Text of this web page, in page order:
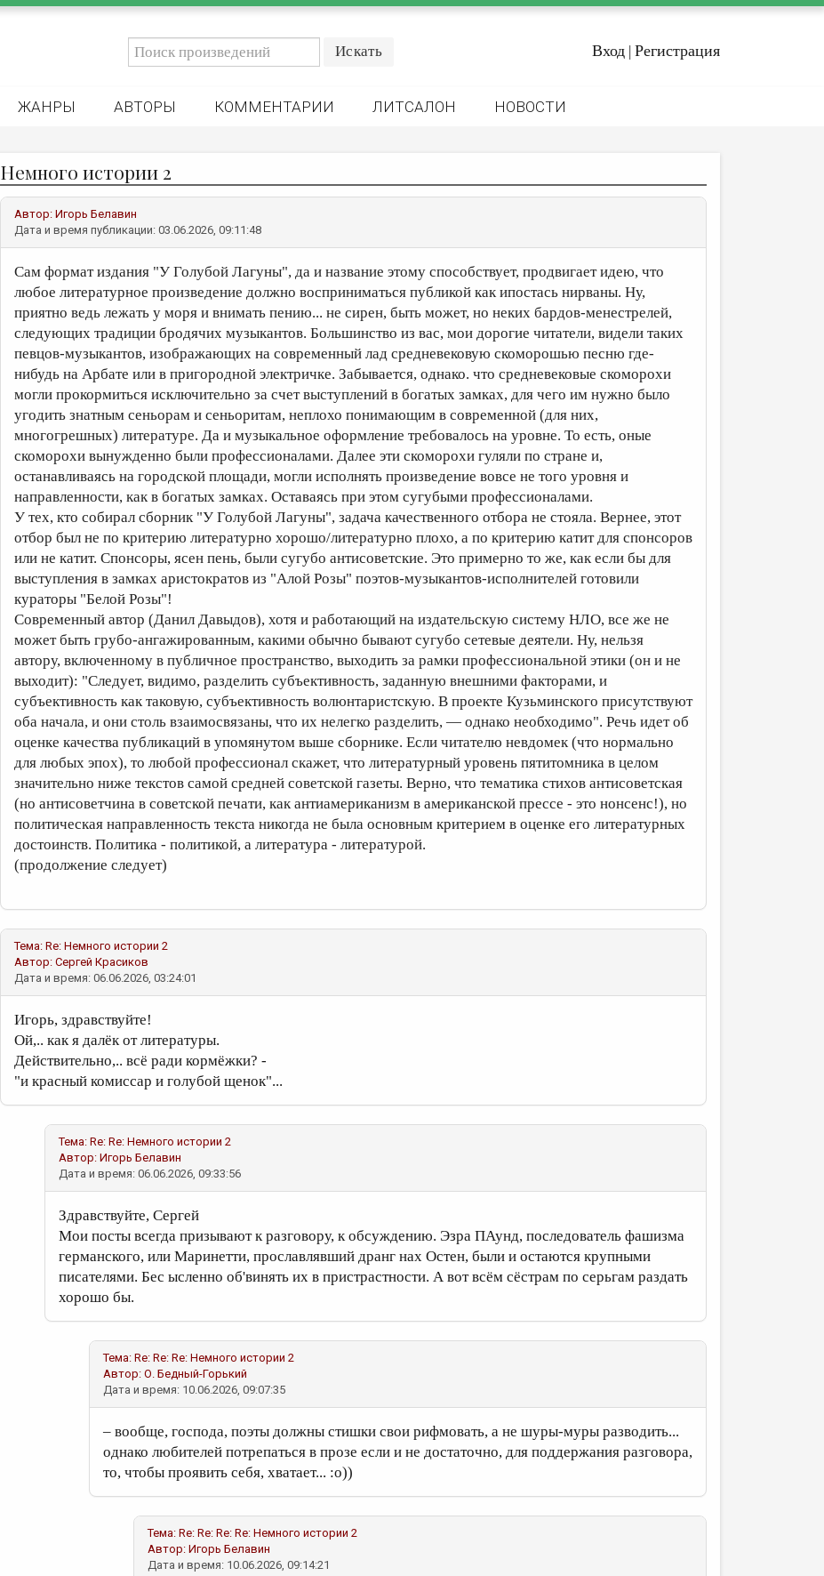
Вход | Регистрация
ЖАНРЫ АВТОРЫ КОММЕНТАРИИ ЛИТСАЛОН НОВОСТИ
Немного истории 2
Автор: Игорь Белавин
Дата и время публикации: 03.06.2026, 09:11:48
Сам формат издания "У Голубой Лагуны", да и название этому способствует, продвигает идею, что
любое литературное произведение должно восприниматься публикой как ипостась нирваны. Ну,
приятно ведь лежать у моря и внимать пению... не сирен, быть может, но неких бардов-менестрелей,
следующих традиции бродячих музыкантов. Большинство из вас, мои дорогие читатели, видели таких
певцов-музыкантов, изображающих на современный лад средневековую скоморошью песню где-
нибудь на Арбате или в пригородной электричке. Забывается, однако. что средневековые скоморохи
могли прокормиться исключительно за счет выступлений в богатых замках, для чего им нужно было
угодить знатным сеньорам и сеньоритам, неплохо понимающим в современной (для них,
многогрешных) литературе. Да и музыкальное оформление требовалось на уровне. То есть, оные
скоморохи вынужденно были профессионалами. Далее эти скоморохи гуляли по стране и,
останавливаясь на городской площади, могли исполнять произведение вовсе не того уровня и
направленности, как в богатых замках. Оставаясь при этом сугубыми профессионалами.
У тех, кто собирал сборник "У Голубой Лагуны", задача качественного отбора не стояла. Вернее, этот
отбор был не по критерию литературно хорошо/литературно плохо, а по критерию катит для спонсоров
или не катит. Спонсоры, ясен пень, были сугубо антисоветские. Это примерно то же, как если бы для
выступления в замках аристократов из "Алой Розы" поэтов-музыкантов-исполнителей готовили
кураторы "Белой Розы"!
Современный автор (Данил Давыдов), хотя и работающий на издательскую систему НЛО, все же не
может быть грубо-ангажированным, какими обычно бывают сугубо сетевые деятели. Ну, нельзя
автору, включенному в публичное пространство, выходить за рамки профессиональной этики (он и не
выходит): "Следует, видимо, разделить субъективность, заданную внешними факторами, и
субъективность как таковую, субъективность волюнтаристскую. В проекте Кузьминского присутствуют
оба начала, и они столь взаимосвязаны, что их нелегко разделить, — однако необходимо". Речь идет об
оценке качества публикаций в упомянутом выше сборнике. Если читателю невдомек (что нормально
для любых эпох), то любой профессионал скажет, что литературный уровень пятитомника в целом
значительно ниже текстов самой средней советской газеты. Верно, что тематика стихов антисоветская
(но антисоветчина в советской печати, как антиамериканизм в американской прессе - это нонсенс!), но
политическая направленность текста никогда не была основным критерием в оценке его литературных
достоинств. Политика - политикой, а литература - литературой.
(продолжение следует)
Тема: Re: Немного истории 2
Автор: Сергей Красиков
Дата и время: 06.06.2026, 03:24:01
Игорь, здравствуйте!
Ой,.. как я далёк от литературы.
Действительно,.. всё ради кормёжки? -
"и красный комиссар и голубой щенок"...
Тема: Re: Re: Немного истории 2
Автор: Игорь Белавин
Дата и время: 06.06.2026, 09:33:56
Здравствуйте, Сергей
Мои посты всегда призывают к разговору, к обсуждению. Эзра ПАунд, последователь фашизма
германского, или Маринетти, прославлявший дранг нах Остен, были и остаются крупными
писателями. Бес ысленно об'винять их в пристрастности. А вот всём сёстрам по серьгам раздать
хорошо бы.
Тема: Re: Re: Re: Немного истории 2
Автор: О. Бедный-Горький
Дата и время: 10.06.2026, 09:07:35
– вообще, господа, поэты должны стишки свои рифмовать, а не шуры-муры разводить...
однако любителей потрепаться в прозе если и не достаточно, для поддержания разговора,
то, чтобы проявить себя, хватает... :о))
Тема: Re: Re: Re: Re: Немного истории 2
Автор: Игорь Белавин
Дата и время: 10.06.2026, 09:14:21